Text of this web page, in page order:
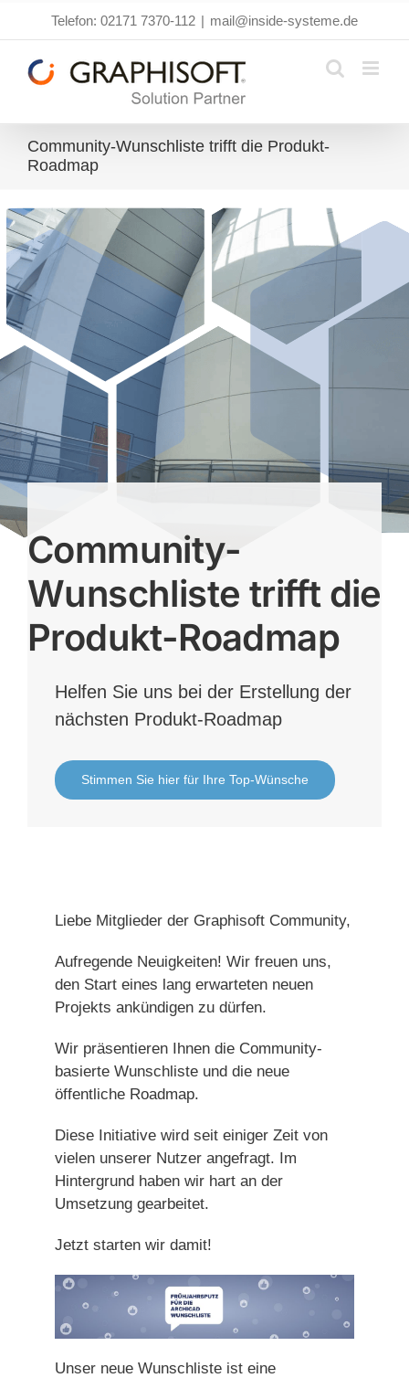
springen
Telefon: 02171 7370-112 | mail@inside-systeme.de
Community-Wunschliste trifft die Produkt-
Roadmap
Community-
Wunschliste trifft die
Produkt-Roadmap
Helfen Sie uns bei der Erstellung der
nächsten Produkt-Roadmap
Stimmen Sie hier für Ihre Top-Wünsche
Liebe Mitglieder der Graphisoft Community,
Aufregende Neuigkeiten! Wir freuen uns,
den Start eines lang erwarteten neuen
Projekts ankündigen zu dürfen.
Wir präsentieren Ihnen die Community-
basierte Wunschliste und die neue
öffentliche Roadmap.
Diese Initiative wird seit einiger Zeit von
vielen unserer Nutzer angefragt. Im
Hintergrund haben wir hart an der
Umsetzung gearbeitet.
Jetzt starten wir damit!
Unser neue Wunschliste ist eine